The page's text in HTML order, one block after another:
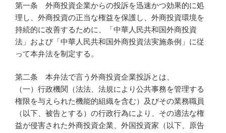
第一条 外商投資企業からの投訴を迅速かつ効果的に処
理し、外商投資の正当な権益を保護し、外商投資環境を
持続的に改善するために、「中華人民共和国外商投資
法」および「中華人民共和国外商投資法実施条例」に従
って本弁法を制定する。
第二条 本弁法で言う外商投資企業投訴とは、
（一）行政機関（法法、法規により公共事務を管理する
権限を与えられた機能的組織を含む）及びその業務職員
（以下、被告とする）の行政行為により、その適法な権
益が侵害された外商投資企業、外国投資家（以下、原告